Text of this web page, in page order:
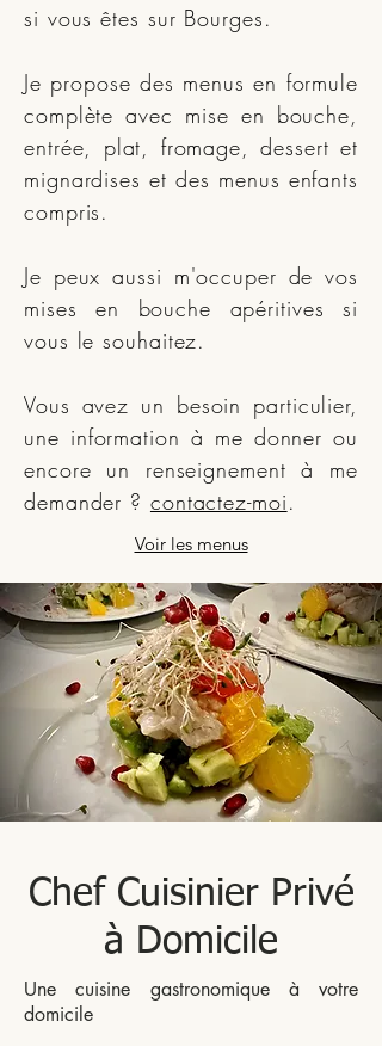
si vous êtes sur Bourges.
Je propose des menus en formule
complète avec mise en bouche,
entrée, plat, fromage, dessert et
mignardises et des menus enfants
compris.
Je peux aussi m'occuper de vos
mises en bouche apéritives si
vous le souhaitez.
Vous avez un besoin particulier,
une information à me donner ou
encore un renseignement à me
demander ? contactez-moi.
Voir les menus
Chef Cuisinier Privé
à Domicile
Une cuisine gastronomique à votre
domicile